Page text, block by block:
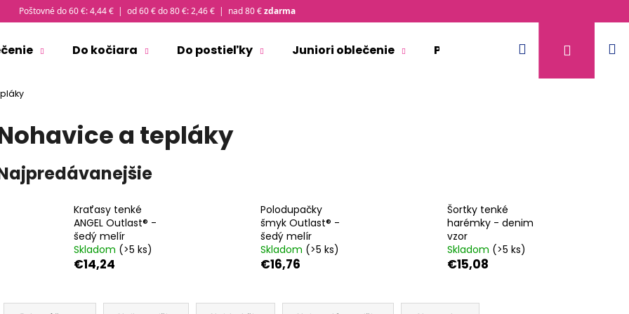
Poštovné do 60 €: 4,44 € | od 60 € do 80 €: 2,46 € | nad 80 €zdarma
Do kočiara Do postieľky Juniori oblečenie Pre dospelých Doplnkový
Hľadať
a tepláky
Kraťasy tenké
ANGEL Outlast® -
šedý melír
Skladom (>5 ks)
€14,24
Polodupačky
šmyk Outlast® -
šedý melír
Skladom (>5 ks)
€16,76
Šortky tenké
harémky - denim
vzor
Skladom (>5 ks)
€15,08
R
HĽADAŤ
ČIAPKA TENKÁ PLOCHÝ ŠEV OUTLAST® - TRIČKO PÁNSKE KR TENKÉ VÝSTRIH U